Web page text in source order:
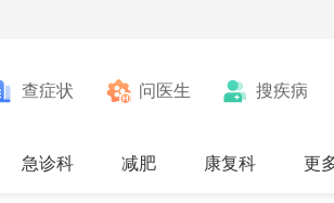
搜疾病
问医生
查症状
急诊科 减肥 康复科 更